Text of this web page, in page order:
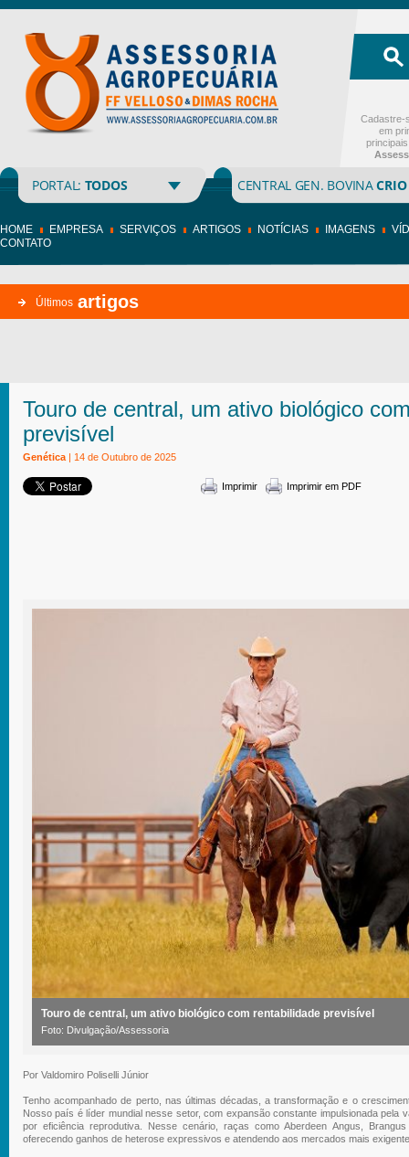
PORTAL: TODOS CENTRAL GEN. BOVINACRIO
Cadastre-
em
HOME EMPRESA SERVIÇOS ARTIGOS NOTÍCIAS IMAGENS
CONTATO
Últimos artigos
Touro de central, um ativo biológico
previsível
Genética | 14 de Outubro de 2025
Imprimir Imprimir em PDF
Touro de central, um ativo biológico com rentabilidade previsível
Foto: Divulgação/Assessoria
Por Valdomiro Poliselli Júnior
Tenho acompanhado de perto, nas últimas décadas, a transformação e o
Nosso país é líder mundial nesse setor, com expansão constante impulsionada pela
por eficiência reprodutiva. Nesse cenário, raças como Aberdeen Angus,
oferecendo ganhos de heterose expressivos e atendendo aos mercados mais